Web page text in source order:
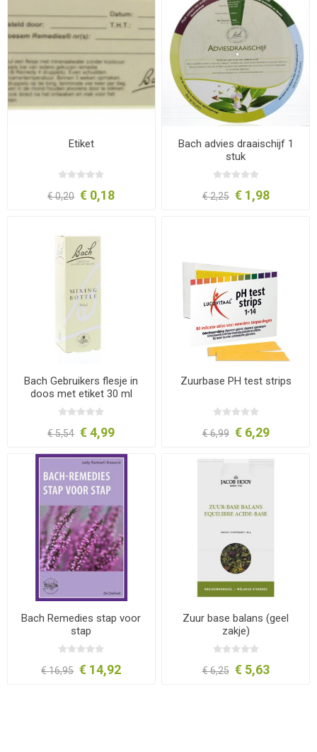
Etiket
€ 0,20 € 0,18
Bach advies draaischijf 1
stuk
€ 2,25 € 1,98
Bach Gebruikers flesje in
doos met etiket 30 ml
€ 5,54 € 4,99
Zuurbase PH test strips
€ 6,99 € 6,29
Bach Remedies stap voor
stap
€ 16,95 € 14,92
Zuur base balans (geel
zakje)
€ 6,25 € 5,63